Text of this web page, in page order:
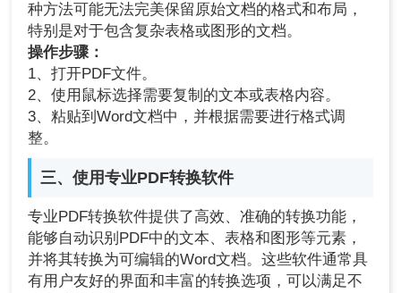
种方法可能无法完美保留原始文档的格式和布局，
特别是对于包含复杂表格或图形的文档。
操作步骤：
1、打开PDF文件。
2、使用鼠标选择需要复制的文本或表格内容。
3、粘贴到Word文档中，并根据需要进行格式调
整。
三、使用专业PDF转换软件
专业PDF转换软件提供了高效、准确的转换功能，
能够自动识别PDF中的文本、表格和图形等元素，
并将其转换为可编辑的Word文档。这些软件通常具
有用户友好的界面和丰富的转换选项，可以满足不